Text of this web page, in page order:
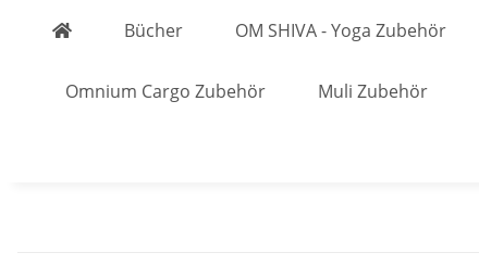
Bücher OM SHIVA - Yoga Zubehör
Omnium Cargo Zubehör Muli Zubehör